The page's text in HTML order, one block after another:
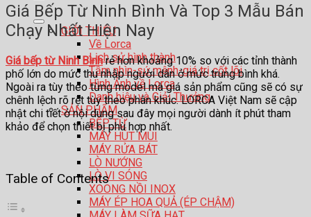
GIỚI THIỆU
Về Lorca
Lịch sử hình thành
Tầm nhìn-sứ mệnh-giá trị cốt lõi
Hình Ảnh về Lorca
Danh hiệu và Giải Thưởng
SẢN PHẨM
BẾP TỪ
MÁY HÚT MÙI
MÁY RỬA BÁT
LÒ NƯỚNG
LÒ VI SÓNG
XOONG NỒI INOX
MÁY ÉP HOA QUẢ (ÉP CHẬM)
Giá Bếp Từ Ninh Bình Và Top 3 Mẫu Bán
Chạy Nhất Hiện Nay
Giá bếp từ Ninh Bìnhrẻ hơn khoảng 10% so với các tỉnh thành
phố lớn do mức thu nhập người dân ở mức trung bình khá.
Ngoài ra tùy theo từng model mà giá sản phẩm cũng sẽ có sự
chênh lệch rõ rệt tùy theo phân khúc. LORCA Việt Nam sẽ cập
nhật chi tiết ở nội dung sau đây mọi người dành ít phút tham
khảo để chọn thiết bị phù hợp nhất.
Table of Contents